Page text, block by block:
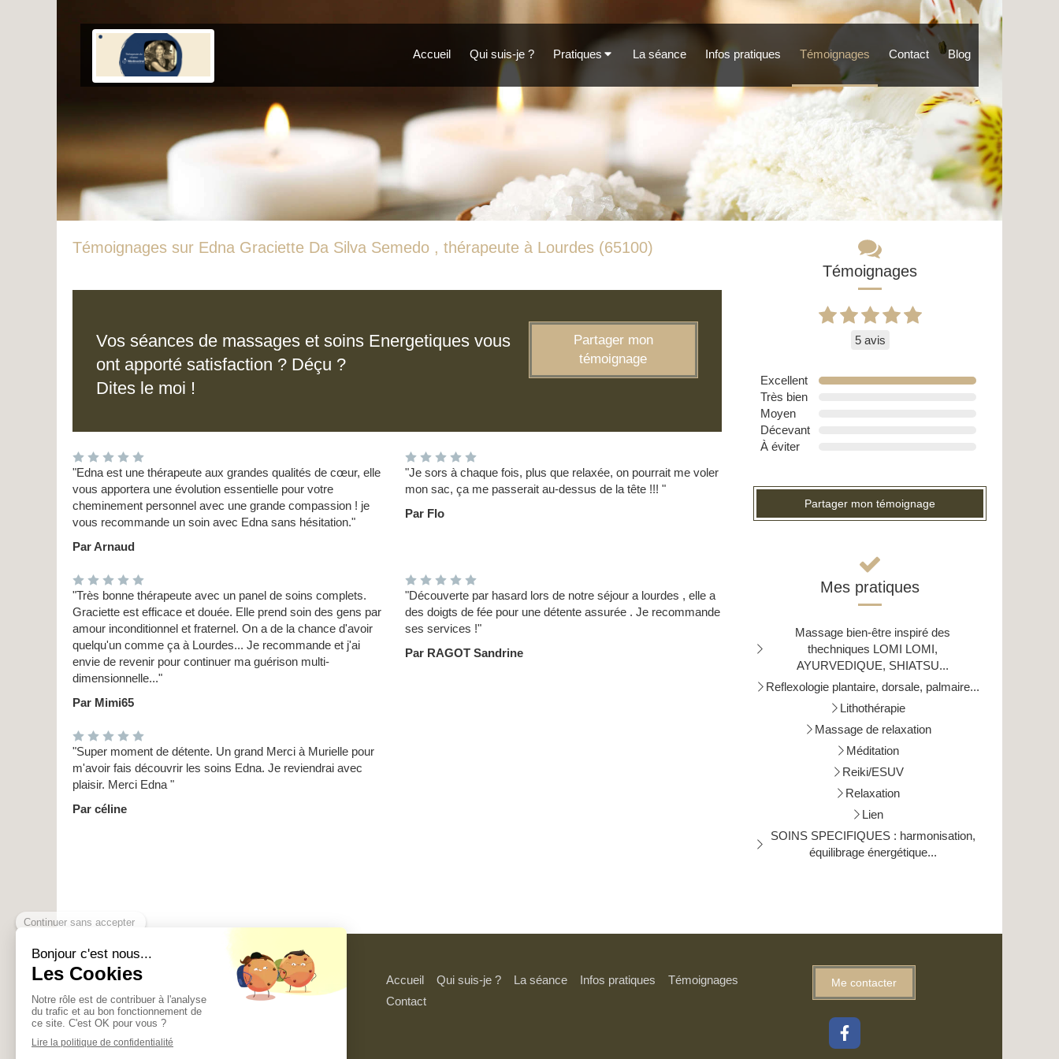
Accueil Qui suis-je ? Pratiques La séance Infos pratiques Témoignages Contact Blog
Témoignages sur Edna Graciette Da Silva Semedo , thérapeute à Lourdes (65100)
Vos séances de massages et soins Energetiques vous
ont apporté satisfaction ? Déçu ?
Dites le moi !
Partager mon
témoignage
"Edna est une thérapeute aux grandes qualités de cœur, elle
vous apportera une évolution essentielle pour votre
cheminement personnel avec une grande compassion ! je
vous recommande un soin avec Edna sans hésitation."
Par Arnaud
"Je sors à chaque fois, plus que relaxée, on pourrait me voler
mon sac, ça me passerait au-dessus de la tête !!! "
Par Flo
"Très bonne thérapeute avec un panel de soins complets.
Graciette est efficace et douée. Elle prend soin des gens par
amour inconditionnel et fraternel. On a de la chance d'avoir
quelqu'un comme ça à Lourdes... Je recommande et j'ai
envie de revenir pour continuer ma guérison multi-
dimensionnelle..."
Par Mimi65
"Découverte par hasard lors de notre séjour a lourdes , elle a
des doigts de fée pour une détente assurée . Je recommande
ses services !"
Par RAGOT Sandrine
"Super moment de détente. Un grand Merci à Murielle pour
m'avoir fais découvrir les soins Edna. Je reviendrai avec
plaisir. Merci Edna "
Par céline
Témoignages
5 avis
Excellent
Très bien
Moyen
Décevant
À éviter
Partager mon témoignage
Mes pratiques
Massage bien-être inspiré des
thechniques LOMI LOMI,
AYURVEDIQUE, SHIATSU...
Reflexologie plantaire, dorsale, palmaire...
Lithothérapie
Massage de relaxation
Méditation
Reiki/ESUV
Relaxation
Lien
SOINS SPECIFIQUES : harmonisation,
équilibrage énergétique...
EDNA MASSAGES
ET SOINS
ENERGETIQUES
Accueil Qui suis-je ? La séance Infos pratiques
Témoignages
Contact
Me contacter